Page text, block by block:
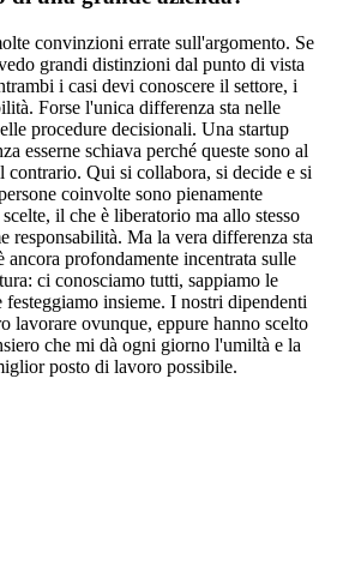
convinzioni errate sull'argomento. Se
grandi distinzioni dal punto di vista
i casi devi conoscere il settore, i
Forse l'unica differenza sta nelle
procedure decisionali. Una startup
esserne schiava perché queste sono al
Qui si collabora, si decide e si
coinvolte sono pienamente
il che è liberatorio ma allo stesso
responsabilità. Ma la vera differenza sta
ancora profondamente incentrata sulle
ci conosciamo tutti, sappiamo le
festeggiamo insieme. I nostri dipendenti
lavorare ovunque, eppure hanno scelto
che mi dà ogni giorno l'umiltà e la
posto di lavoro possibile.